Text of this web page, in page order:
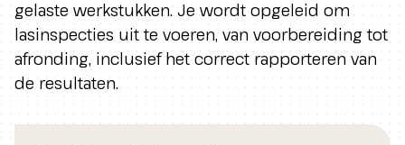
gelaste werkstukken. Je wordt opgeleid om
lasinspecties uit te voeren, van voorbereiding tot
afronding, inclusief het correct rapporteren van
de resultaten.